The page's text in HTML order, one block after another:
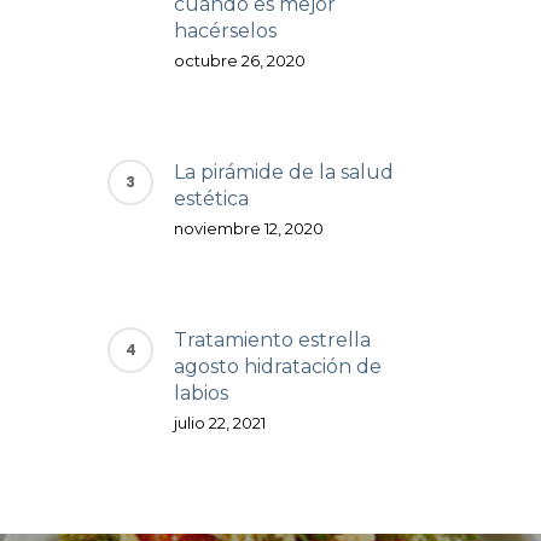
hacérselos
octubre 26, 2020
La pirámide de la salud
estética
noviembre 12, 2020
Tratamiento estrella
agosto hidratación de
labios
julio 22, 2021